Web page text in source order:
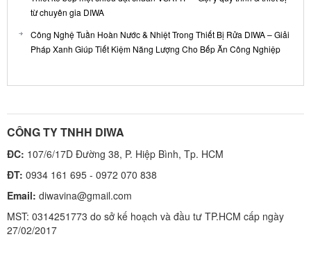
từ chuyên gia DIWA
Công Nghệ Tuần Hoàn Nước & Nhiệt Trong Thiết Bị Rửa DIWA – Giải
Pháp Xanh Giúp Tiết Kiệm Năng Lượng Cho Bếp Ăn Công Nghiệp
CÔNG TY TNHH DIWA
ĐC: 107/6/17D Đường 38, P. Hiệp Bình, Tp. HCM
ĐT: 0934 161 695 - 0972 070 838
Email: diwavina@gmail.com
MST: 0314251773 do sở kế hoạch và đầu tư TP.HCM cấp ngày
27/02/2017